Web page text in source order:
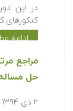
در این
کنکورهای
ادامه
مراجع
حل
۲ دی ۱۳۹۴